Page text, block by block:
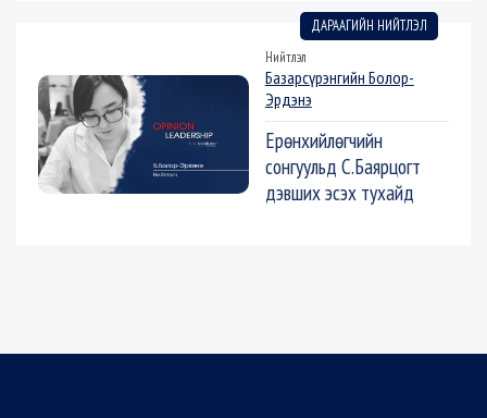
ДАРААГИЙН НИЙТЛЭЛ
Нийтлэл
Базарсүрэнгийн Болор-
Эрдэнэ
Ерөнхийлөгчийн
сонгуульд С.Баярцогт
дэвших эсэх тухайд